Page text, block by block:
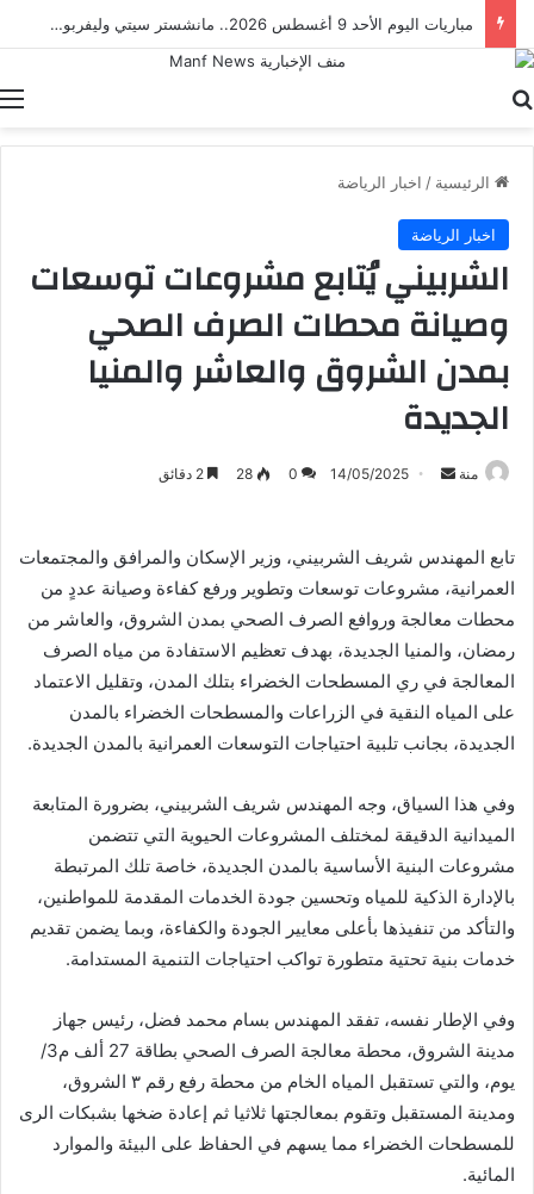
مباراة مصر والدنمارك.. ناشئات الفراعنة يطاردن برونزية كأس العالم لكرة اليد
الرئيسية / اخبار الرياضة
اخبار الرياضة
الشربيني يُتابع مشروعات توسعات
وصيانة محطات الصرف الصحي
بمدن الشروق والعاشر والمنيا
الجديدة
منة
أرسل 14/05/2025
0
28
تابع المهندس شريف الشربيني، وزير الإسكان والمرافق والمجتمعات
العمرانية، مشروعات توسعات وتطوير ورفع كفاءة وصيانة عددٍ من
محطات معالجة وروافع الصرف الصحي بمدن الشروق، والعاشر من
رمضان، والمنيا الجديدة، بهدف تعظيم الاستفادة من مياه الصرف
المعالجة في ري المسطحات الخضراء بتلك المدن، وتقليل الاعتماد
على المياه النقية في الزراعات والمسطحات الخضراء بالمدن
الجديدة، بجانب تلبية احتياجات التوسعات العمرانية بالمدن الجديدة.
وفي هذا السياق، وجه المهندس شريف الشربيني، بضرورة المتابعة
الميدانية الدقيقة لمختلف المشروعات الحيوية التي تتضمن
مشروعات البنية الأساسية بالمدن الجديدة، خاصة تلك المرتبطة
بالإدارة الذكية للمياه وتحسين جودة الخدمات المقدمة للمواطنين،
والتأكد من تنفيذها بأعلى معايير الجودة والكفاءة، وبما يضمن تقديم
خدمات بنية تحتية متطورة تواكب احتياجات التنمية المستدامة.
وفي الإطار نفسه، تفقد المهندس بسام محمد فضل، رئيس جهاز
مدينة الشروق، محطة معالجة الصرف الصحي بطاقة 27 ألف م3/
يوم، والتي تستقبل المياه الخام من محطة رفع رقم ٣ الشروق،
ومدينة المستقبل وتقوم بمعالجتها ثلاثيا ثم إعادة ضخها بشبكات الرى
للمسطحات الخضراء مما يسهم في الحفاظ على البيئة والموارد
المائية.